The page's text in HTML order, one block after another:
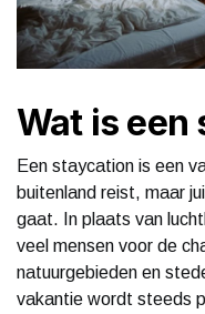
Wat is een
Een staycation is een
buitenland reist, maar
gaat. In plaats van
veel mensen voor de
natuurgebieden en
vakantie wordt steeds